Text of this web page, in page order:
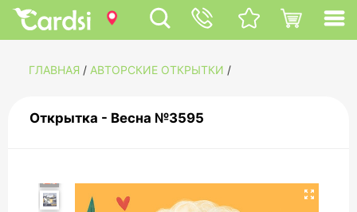
ГЛАВНАЯ / АВТОРСКИЕ ОТКРЫТКИ /
Открытка - Весна №3595